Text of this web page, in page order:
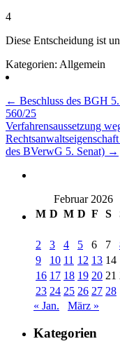
4
Diese Entscheidung ist
Kategorien: Allgemein
← Beschluss des BGH
560/25
Verfahrensaussetzung
des BVerwG 5. Senat) →
Februar 2026
M D M D F S
2
3 4 5 6 7
9
10 11 12 13 14
16 17 18 19 20 21
23 24 25 26 27 28
« Jan.
März »
Kategorien